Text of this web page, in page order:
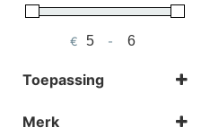
€ Minimum Price
-Maximum Price
Toepassing
Merk